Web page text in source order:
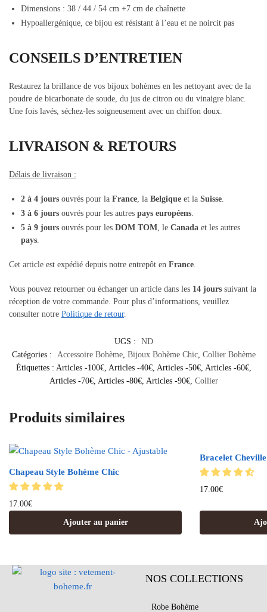
Dimensions : 38 / 44 / 54 cm +7 cm de chaînette
Hypoallergénique, ce bijou est résistant à l’eau et ne noircit pas
CONSEILS D’ENTRETIEN
Restaurez la brillance de vos bijoux bohèmes en les nettoyant avec de la
poudre de bicarbonate de soude, du jus de citron ou du vinaigre blanc.
Une fois lavés, séchez-les soigneusement avec un chiffon doux.
LIVRAISON & RETOURS
Délais de livraison :
2 à 4 jours ouvrés pour la France, la Belgique et la Suisse.
3 à 6 jours ouvrés pour les autres pays européens.
5 à 9 jours ouvrés pour les DOM TOM, le Canada et les autres
pays.
Cet article est expédié depuis notre entrepôt en France
Vous pouvez retourner ou échanger un article dans les 14 jours suivant la
réception de votre commande. Pour plus d’informations, veuillez
consulter notre Politique de retour.
UGS :
ND
Catégories :
Accessoire Bohème, Bijoux Bohème Chic, Collier Bohème
Étiquettes : Articles -100€, Articles -40€, Articles -50€, Articles -60€,
Articles -70€, Articles -80€, Articles -90€, Collier
Produits similaires
Chapeau Style Bohème Chic
17.00€
Ajouter au panier
Bracelet
17.00€
NOS COLLECTIONS
Robe Bohème